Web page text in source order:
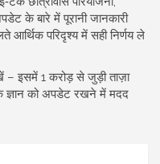
के बारे में पूरानी जानकारी
आर्थिक परिदृश्य में सही निर्णय ले
– इसमें 1 करोड़ से जुड़ी ताज़ा
ज्ञान को अपडेट रखने में मदद